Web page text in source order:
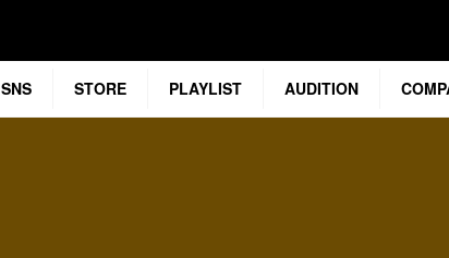
SNS STORE PLAYLIST AUDITION